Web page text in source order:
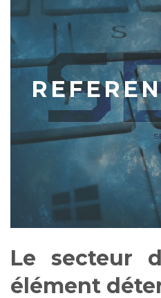
Le secteur
élément